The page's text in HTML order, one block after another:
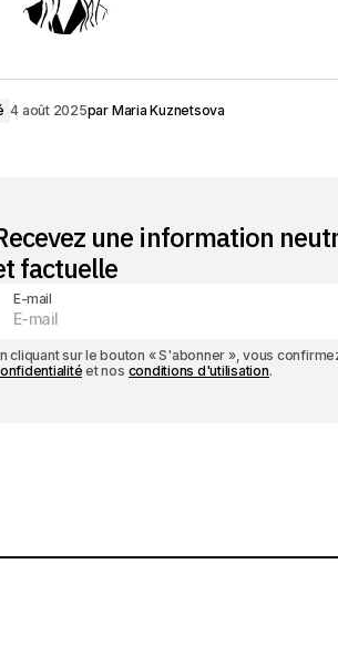
4 août 2025par Maria Kuznetsova
une information
factuelle
E-mail
cliquant sur le bouton « S'abonner », vous
et nos conditions d'utilisation.